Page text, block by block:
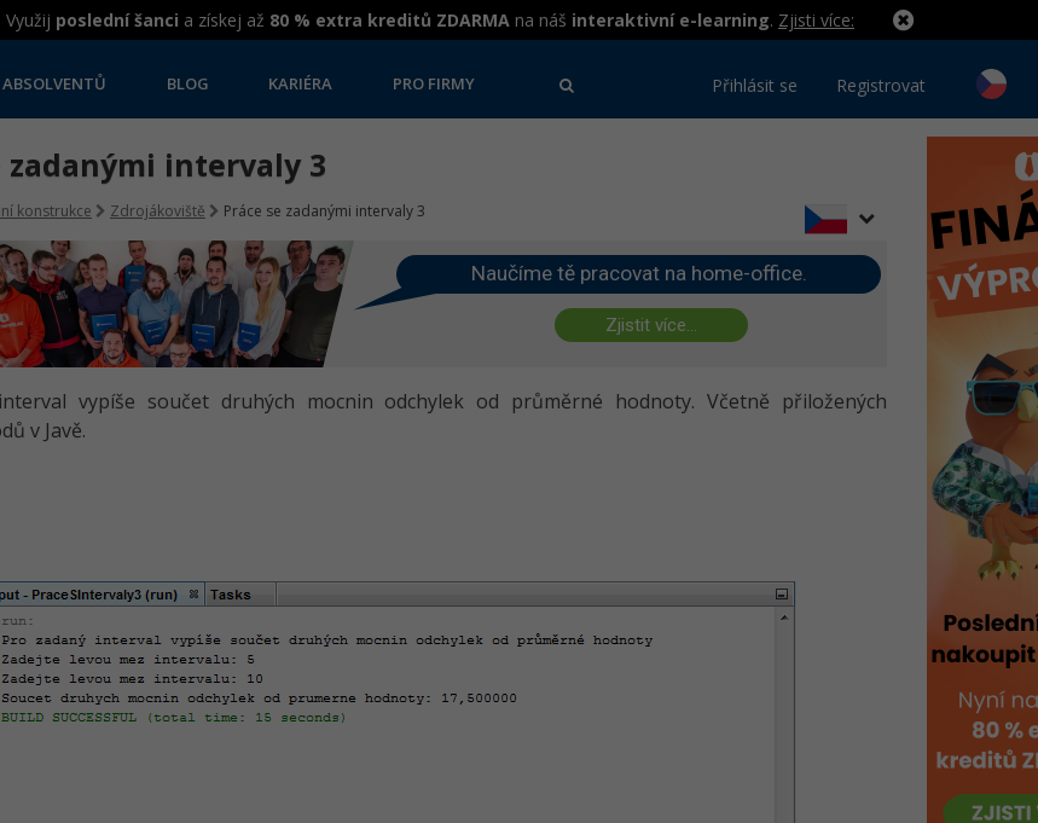
poslední šanci a získej až 80 % extra kreditů ZDARMA na náš interaktivní e-learning. Zjisti více:
ABSOLVENTŮ BLOG KARIÉRA PRO FIRMY Přihlásit se Registrovat
zadanými intervaly 3
konstrukce Zdrojákoviště Práce se zadanými intervaly 3
Naučíme tě pracovat na home-office.
Zjistit více...
vypíše součet druhých mocnin odchylek od průměrné hodnoty. Včetně přiložených
v Javě.